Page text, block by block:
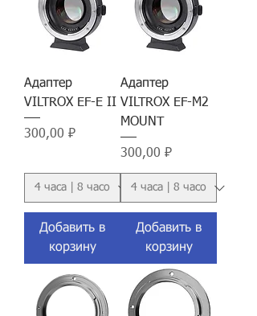
Адаптер
VILTROX EF-E II
Цена
300,00 ₽
Добавить в
корзину
Адаптер
VILTROX EF-M2
MOUNT
Цена
300,00 ₽
Добавить в
корзину